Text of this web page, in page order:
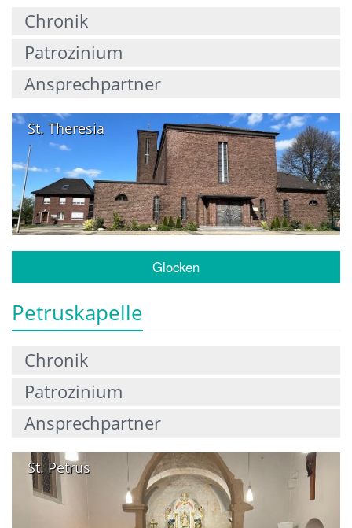
Chronik
Patrozinium
Ansprechpartner
St. Theresia
Glocken
Petruskapelle
Chronik
Patrozinium
Ansprechpartner
St. Petrus